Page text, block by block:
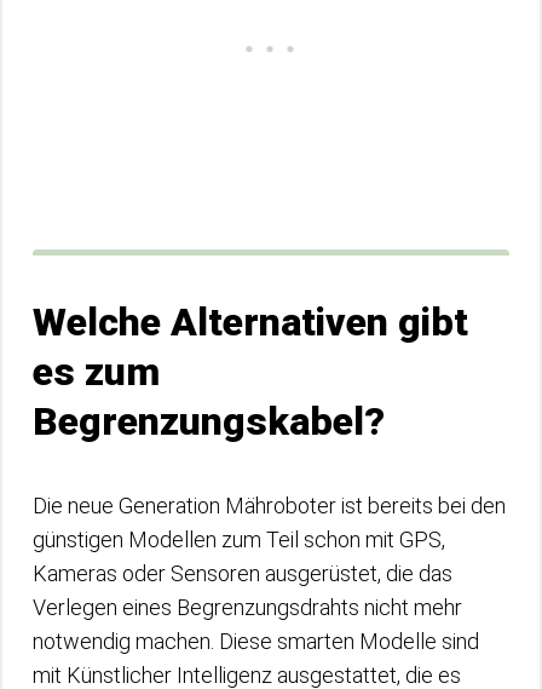
Welche Alternativen gibt
es zum
Begrenzungskabel?
Die neue Generation Mähroboter ist bereits bei den
günstigen Modellen zum Teil schon mit GPS,
Kameras oder Sensoren ausgerüstet, die das
Verlegen eines Begrenzungsdrahts nicht mehr
notwendig machen. Diese smarten Modelle sind
mit Künstlicher Intelligenz ausgestattet, die es